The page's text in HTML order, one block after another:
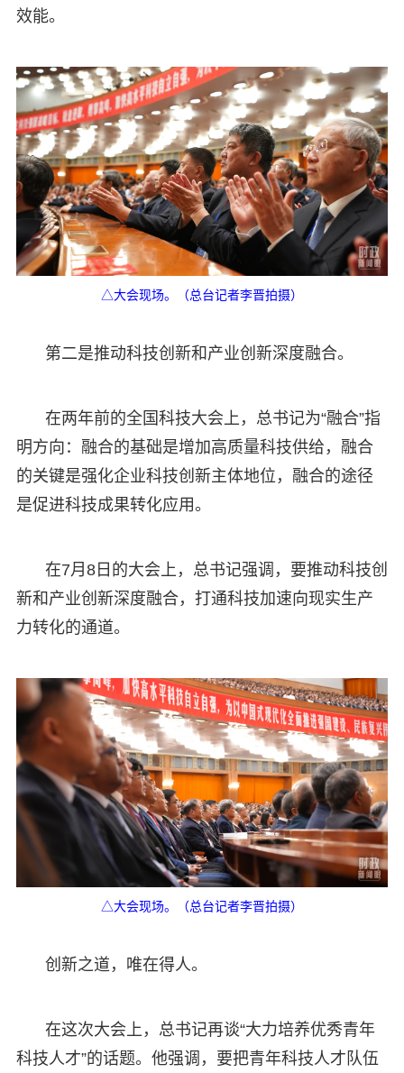
效能。
△大会现场。（总台记者李晋拍摄）
第二是推动科技创新和产业创新深度融合。
在两年前的全国科技大会上，总书记为“融合”指
明方向：融合的基础是增加高质量科技供给，融合
的关键是强化企业科技创新主体地位，融合的途径
是促进科技成果转化应用。
在7月8日的大会上，总书记强调，要推动科技创
新和产业创新深度融合，打通科技加速向现实生产
力转化的通道。
△大会现场。（总台记者李晋拍摄）
创新之道，唯在得人。
在这次大会上，总书记再谈“大力培养优秀青年
科技人才”的话题。他强调，要把青年科技人才队伍